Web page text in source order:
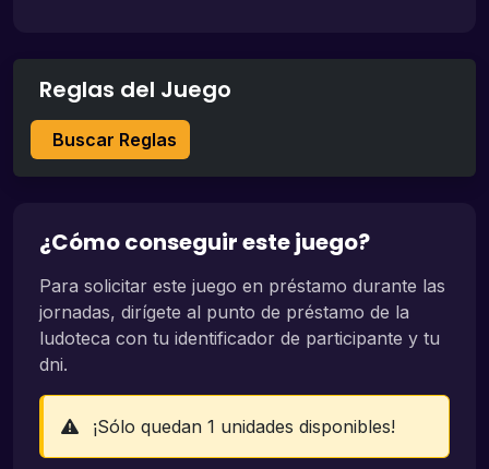
Reglas del Juego
Buscar Reglas
¿Cómo conseguir este juego?
Para solicitar este juego en préstamo durante las
jornadas, dirígete al punto de préstamo de la
ludoteca con tu identificador de participante y tu
dni.
¡Sólo quedan 1 unidades disponibles!